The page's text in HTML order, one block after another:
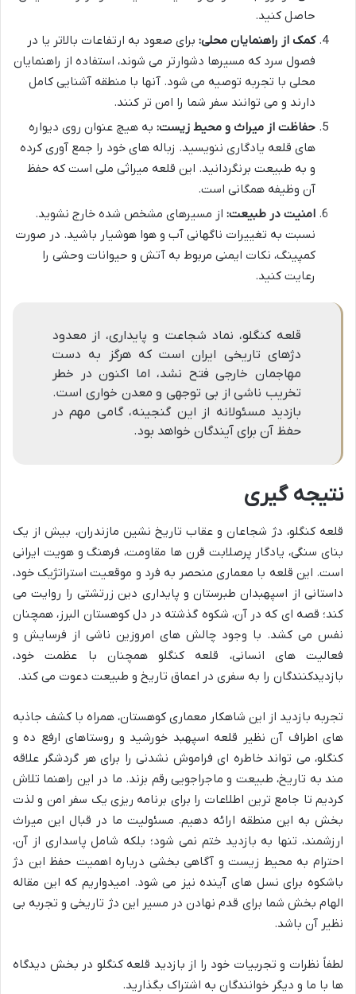
حاصل کنید.
کمک از راهنمایان محلی: برای صعود به ارتفاعات بالاتر یا در
فصول سرد که مسیرها دشوارتر می شوند، استفاده از راهنمایان
محلی با تجربه توصیه می شود. آنها با منطقه آشنایی کامل
دارند و می توانند سفر شما را امن تر کنند.
حفاظت از میراث و محیط زیست: به هیچ عنوان روی دیواره
های قلعه یادگاری ننویسید. زباله های خود را جمع آوری کرده
و به طبیعت برنگردانید. این قلعه میراثی ملی است که حفظ
آن وظیفه همگانی است.
امنیت در طبیعت: از مسیرهای مشخص شده خارج نشوید.
نسبت به تغییرات ناگهانی آب و هوا هوشیار باشید. در صورت
کمپینگ، نکات ایمنی مربوط به آتش و حیوانات وحشی را
رعایت کنید.
قلعه کنگلو، نماد شجاعت و پایداری، از معدود
دژهای تاریخی ایران است که هرگز به دست
مهاجمان خارجی فتح نشد، اما اکنون در خطر
تخریب ناشی از بی توجهی و معدن خواری است.
بازدید مسئولانه از این گنجینه، گامی مهم در
حفظ آن برای آیندگان خواهد بود.
نتیجه گیری
قلعه کنگلو، دژ شجاعان و عقاب تاریخ نشین مازندران، بیش از یک
بنای سنگی، یادگار پرصلابت قرن ها مقاومت، فرهنگ و هویت ایرانی
است. این قلعه با معماری منحصر به فرد و موقعیت استراتژیک خود،
داستانی از اسپهبدان طبرستان و پایداری دین زرتشتی را روایت می
کند؛ قصه ای که در آن، شکوه گذشته در دل کوهستان البرز، همچنان
نفس می کشد. با وجود چالش های امروزین ناشی از فرسایش و
فعالیت های انسانی، قلعه کنگلو همچنان با عظمت خود،
بازدیدکنندگان را به سفری در اعماق تاریخ و طبیعت دعوت می کند.
تجربه بازدید از این شاهکار معماری کوهستان، همراه با کشف جاذبه
های اطراف آن نظیر قلعه اسپهبد خورشید و روستاهای ارفع ده و
کنگلو، می تواند خاطره ای فراموش نشدنی را برای هر گردشگر علاقه
مند به تاریخ، طبیعت و ماجراجویی رقم بزند. ما در این راهنما تلاش
کردیم تا جامع ترین اطلاعات را برای برنامه ریزی یک سفر امن و لذت
بخش به این منطقه ارائه دهیم. مسئولیت ما در قبال این میراث
ارزشمند، تنها به بازدید ختم نمی شود؛ بلکه شامل پاسداری از آن،
احترام به محیط زیست و آگاهی بخشی درباره اهمیت حفظ این دژ
باشکوه برای نسل های آینده نیز می شود. امیدواریم که این مقاله
الهام بخش شما برای قدم نهادن در مسیر این دژ تاریخی و تجربه بی
نظیر آن باشد.
لطفاً نظرات و تجربیات خود را از بازدید قلعه کنگلو در بخش دیدگاه
ها با ما و دیگر خوانندگان به اشتراک بگذارید.